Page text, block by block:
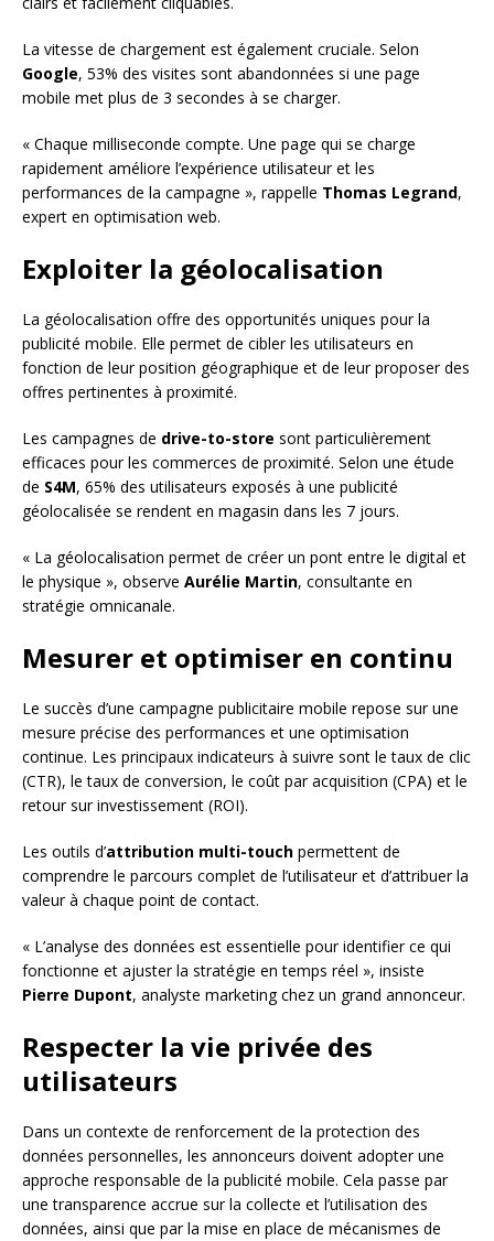
La vitesse de chargement est également cruciale. Selon
Google, 53% des visites sont abandonnées si une page
mobile met plus de 3 secondes à se charger.
« Chaque milliseconde compte. Une page qui se charge
rapidement améliore l’expérience utilisateur et les
performances de la campagne », rappelle Thomas Legrand,
expert en optimisation web.
Exploiter la géolocalisation
La géolocalisation offre des opportunités uniques pour la
publicité mobile. Elle permet de cibler les utilisateurs en
fonction de leur position géographique et de leur proposer des
offres pertinentes à proximité.
Les campagnes de drive-to-store sont particulièrement
efficaces pour les commerces de proximité. Selon une étude
de S4M, 65% des utilisateurs exposés à une publicité
géolocalisée se rendent en magasin dans les 7 jours.
« La géolocalisation permet de créer un pont entre le digital et
le physique », observe Aurélie Martin, consultante en
stratégie omnicanale.
Mesurer et optimiser en continu
Le succès d’une campagne publicitaire mobile repose sur une
mesure précise des performances et une optimisation
continue. Les principaux indicateurs à suivre sont le taux de clic
(CTR), le taux de conversion, le coût par acquisition (CPA) et le
retour sur investissement (ROI).
Les outils d’attribution multi-touch permettent de
comprendre le parcours complet de l’utilisateur et d’attribuer la
valeur à chaque point de contact.
« L’analyse des données est essentielle pour identifier ce qui
fonctionne et ajuster la stratégie en temps réel », insiste
Pierre Dupont, analyste marketing chez un grand annonceur.
Respecter la vie privée des
utilisateurs
Dans un contexte de renforcement de la protection des
données personnelles, les annonceurs doivent adopter une
approche responsable de la publicité mobile. Cela passe par
une transparence accrue sur la collecte et l’utilisation des
données, ainsi que par la mise en place de mécanismes de